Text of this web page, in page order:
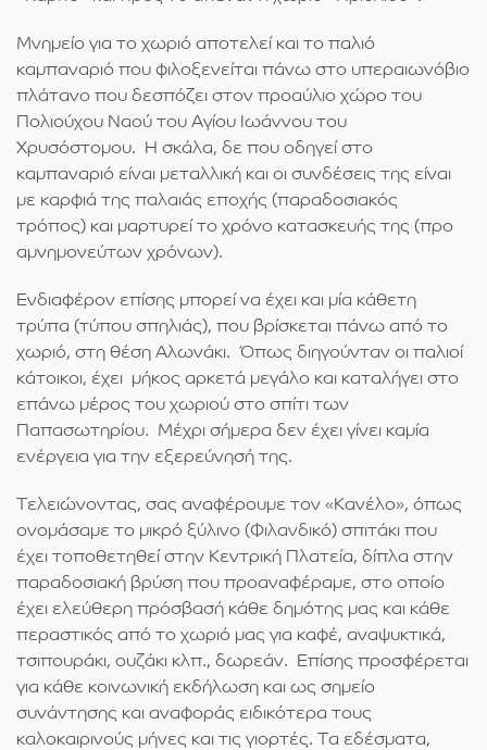
Μνημείο για το χωριό αποτελεί και το παλιό
καμπαναριό που φιλοξενείται πάνω στο υπεραιωνόβιο
πλάτανο που δεσπόζει στον προαύλιο χώρο του
Πολιούχου Ναού του Αγίου Ιωάννου του
Χρυσόστομου. Η σκάλα, δε που οδηγεί στο
καμπαναριό είναι μεταλλική και οι συνδέσεις της είναι
με καρφιά της παλαιάς εποχής (παραδοσιακός
τρόπος) και μαρτυρεί το χρόνο κατασκευής της (προ
αμνημονεύτων χρόνων).
Ενδιαφέρον επίσης μπορεί να έχει και μία κάθετη
τρύπα (τύπου σπηλιάς), που βρίσκεται πάνω από το
χωριό, στη θέση Αλωνάκι. Όπως διηγούνταν οι παλιοί
κάτοικοι, έχει μήκος αρκετά μεγάλο και καταλήγει στο
επάνω μέρος του χωριού στο σπίτι των
Παπασωτηρίου. Μέχρι σήμερα δεν έχει γίνει καμία
ενέργεια για την εξερεύνησή της.
Τελειώνοντας, σας αναφέρουμε τον «Κανέλο», όπως
ονομάσαμε το μικρό ξύλινο (Φιλανδικό) σπιτάκι που
έχει τοποθετηθεί στην Κεντρική Πλατεία, δίπλα στην
παραδοσιακή βρύση που προαναφέραμε, στο οποίο
έχει ελεύθερη πρόσβασή κάθε δημότης μας και κάθε
περαστικός από το χωριό μας για καφέ, αναψυκτικά,
τσιπουράκι, ουζάκι κλπ., δωρεάν. Επίσης προσφέρεται
για κάθε κοινωνική εκδήλωση και ως σημείο
συνάντησης και αναφοράς ειδικότερα τους
καλοκαιρινούς μήνες και τις γιορτές. Τα εδέσματα,